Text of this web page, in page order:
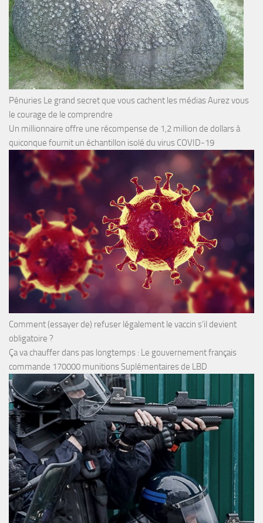
Pénuries Le grand secret que vous cachent les médias Aurez vous
le courage de le comprendre
Un millionnaire offre une récompense de 1,2 million de dollars à
quiconque fournit un échantillon isolé du virus COVID-19
Comment (essayer de) refuser légalement le vaccin s’il devient
obligatoire ?
Ça va chauffer dans pas longtemps : Le gouvernement français
commande 170000 munitions Suplémentaires de LBD